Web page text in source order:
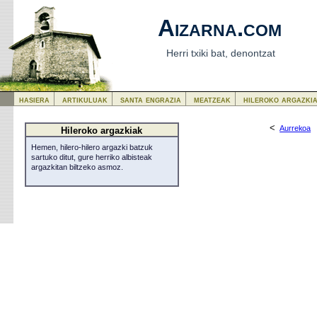
Aizarna.com
Herri txiki bat, denontzat
<Aurrekoa
Hileroko argazkiak
Hemen, hilero-hilero argazki batzuk
sartuko ditut, gure herriko albisteak
argazkitan biltzeko asmoz.
hasiera artikuluak santa engrazia meatzeak hileroko